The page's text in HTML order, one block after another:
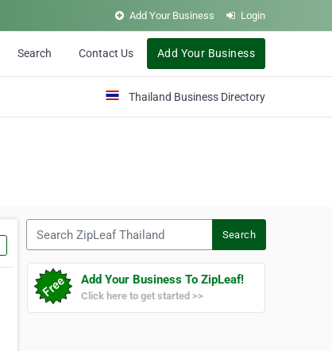
Add Your Business Login
Search Contact Us Add Your Business
Thailand Business Directory
Search
Add Your Business To ZipLeaf!
Click here to get started >>